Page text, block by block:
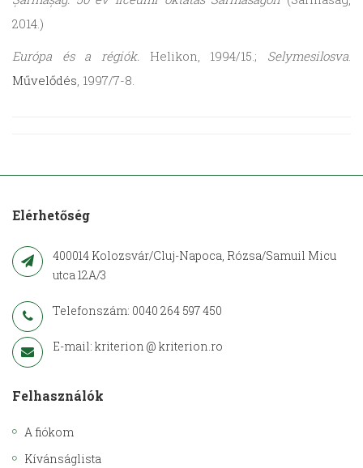
2014.)
Európa és a régiók. Helikon, 1994/15.; Selymesilosva.
Művelődés, 1997/7-8.
Elérhetőség
400014 Kolozsvár/Cluj-Napoca, Rózsa/Samuil Micu
utca 12A/3
Telefonszám: 0040 264 597 450
E-mail: kriterion @ kriterion.ro
Felhasználók
A fiókom
Kívánságlista